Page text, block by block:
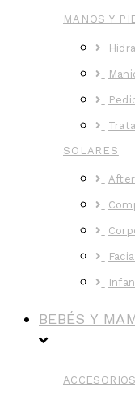
MANOS Y
SOLARES
BEBÉS Y
ACCESORIOS